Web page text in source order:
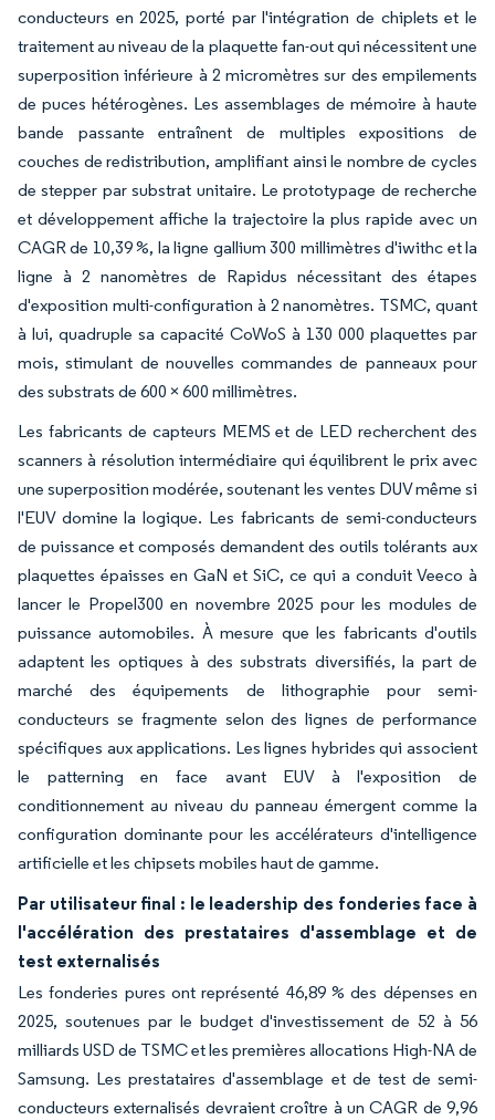
conducteurs en 2025, porté par l'intégration de chiplets et le
traitement au niveau de la plaquette fan-out qui nécessitent une
superposition inférieure à 2 micromètres sur des empilements
de puces hétérogènes. Les assemblages de mémoire à haute
bande passante entraînent de multiples expositions de
couches de redistribution, amplifiant ainsi le nombre de cycles
de stepper par substrat unitaire. Le prototypage de recherche
et développement affiche la trajectoire la plus rapide avec un
CAGR de 10,39 %, la ligne gallium 300 millimètres d'iwithc et la
ligne à 2 nanomètres de Rapidus nécessitant des étapes
d'exposition multi-configuration à 2 nanomètres. TSMC, quant
à lui, quadruple sa capacité CoWoS à 130 000 plaquettes par
mois, stimulant de nouvelles commandes de panneaux pour
des substrats de 600 × 600 millimètres.
Les fabricants de capteurs MEMS et de LED recherchent des
scanners à résolution intermédiaire qui équilibrent le prix avec
une superposition modérée, soutenant les ventes DUV même si
l'EUV domine la logique. Les fabricants de semi-conducteurs
de puissance et composés demandent des outils tolérants aux
plaquettes épaisses en GaN et SiC, ce qui a conduit Veeco à
lancer le Propel300 en novembre 2025 pour les modules de
puissance automobiles. À mesure que les fabricants d'outils
adaptent les optiques à des substrats diversifiés, la part de
marché des équipements de lithographie pour semi-
conducteurs se fragmente selon des lignes de performance
spécifiques aux applications. Les lignes hybrides qui associent
le patterning en face avant EUV à l'exposition de
conditionnement au niveau du panneau émergent comme la
configuration dominante pour les accélérateurs d'intelligence
artificielle et les chipsets mobiles haut de gamme.
Par utilisateur final : le leadership des fonderies face à
l'accélération des prestataires d'assemblage et de
test externalisés
Les fonderies pures ont représenté 46,89 % des dépenses en
2025, soutenues par le budget d'investissement de 52 à 56
milliards USD de TSMC et les premières allocations High-NA de
Samsung. Les prestataires d'assemblage et de test de semi-
conducteurs externalisés devraient croître à un CAGR de 9,96